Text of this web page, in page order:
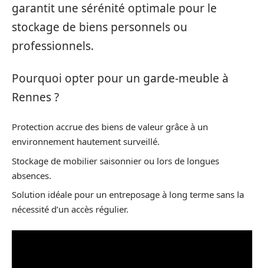
garantit une sérénité optimale pour le
stockage de biens personnels ou
professionnels.
Pourquoi opter pour un garde-meuble à
Rennes ?
Protection accrue des biens de valeur grâce à un
environnement hautement surveillé.
Stockage de mobilier saisonnier ou lors de longues
absences.
Solution idéale pour un entreposage à long terme sans la
nécessité d’un accès régulier.